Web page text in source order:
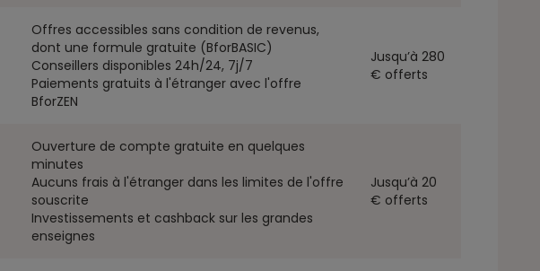
Offres accessibles sans condition de revenus,
dont une formule gratuite (BforBASIC)
Conseillers disponibles 24h/24, 7j/7
Paiements gratuits à l'étranger avec l'offre
BforZEN
Jusqu’à 280
€ offerts
Ouverture de compte gratuite en quelques
minutes
Aucuns frais à l'étranger dans les limites de l'offre
souscrite
Investissements et cashback sur les grandes
enseignes
Jusqu’à 20
€ offerts